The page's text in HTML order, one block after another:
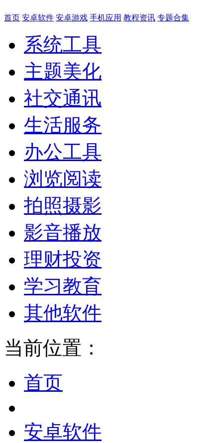
首页 安卓软件 安卓游戏 手机应用 教程资讯 专题合集
系统工具
主题美化
社交通讯
生活服务
办公工具
浏览阅读
拍照摄影
影音播放
理财投资
学习教育
其他软件
当前位置：
首页
安卓软件